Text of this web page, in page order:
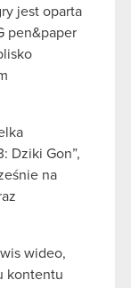
jest oparta
pen&paper
Dziki Gon”,
na
wideo,
kontentu